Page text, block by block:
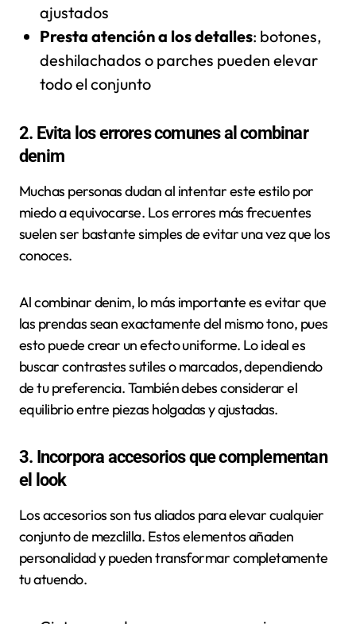
ajustados
Presta atención a los detalles: botones,
deshilachados o parches pueden elevar
todo el conjunto
2. Evita los errores comunes al combinar
denim
Muchas personas dudan al intentar este estilo por
miedo a equivocarse. Los errores más frecuentes
suelen ser bastante simples de evitar una vez que los
conoces.
Al combinar denim, lo más importante es evitar que
las prendas sean exactamente del mismo tono, pues
esto puede crear un efecto uniforme. Lo ideal es
buscar contrastes sutiles o marcados, dependiendo
de tu preferencia. También debes considerar el
equilibrio entre piezas holgadas y ajustadas.
3. Incorpora accesorios que complementan
el look
Los accesorios son tus aliados para elevar cualquier
conjunto de mezclilla. Estos elementos añaden
personalidad y pueden transformar completamente
tu atuendo.